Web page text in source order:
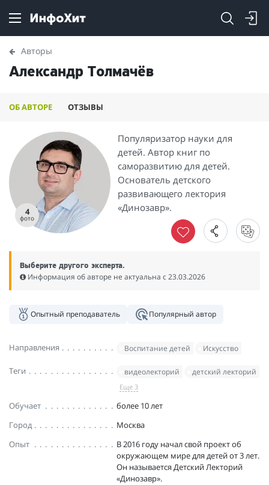
Авторы
Александр Толмачёв
ОБ АВТОРЕ ОТЗЫВЫ
4
фото
Популяризатор науки для
детей. Автор книг по
саморазвитию для детей.
Основатель детского
развивающего лектория
«Динозавр».
Выберите другого эксперта.
Информация об авторе не актуальна c 23.03.2026
Опытный преподаватель Популярный автор
Направления Воспитание детей Искусство
Теги видеолекторий
детский лекторий
Еще 3
Обучает
более 10 лет
Город
Москва
Опыт
В 2016 году начал свой проект об
окружающем мире для детей от 3 лет.
Он называется Детский Лекторий
«Динозавр».